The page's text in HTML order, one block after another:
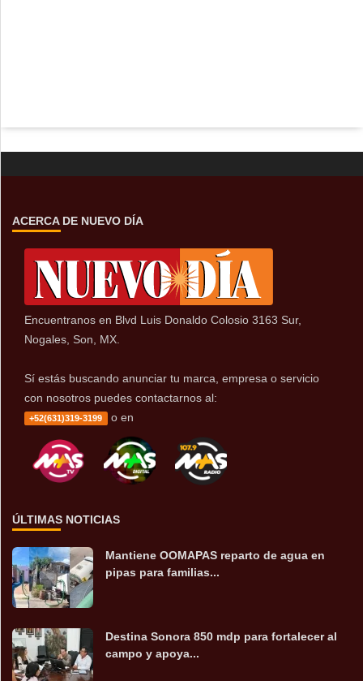
ACERCA DE NUEVO DÍA
Encuentranos en Blvd Luis Donaldo Colosio 3163 Sur,
Nogales, Son, MX.
Sí estás buscando anunciar tu marca, empresa o servicio
con nosotros puedes contactarnos al:
+52(631)319-3199 o en
ÚLTIMAS NOTICIAS
Mantiene OOMAPAS reparto de agua en
pipas para familias...
Destina Sonora 850 mdp para fortalecer al
campo y apoya...